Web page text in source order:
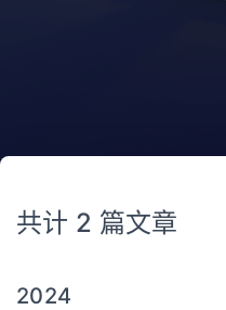
共计 2 篇文章
2024